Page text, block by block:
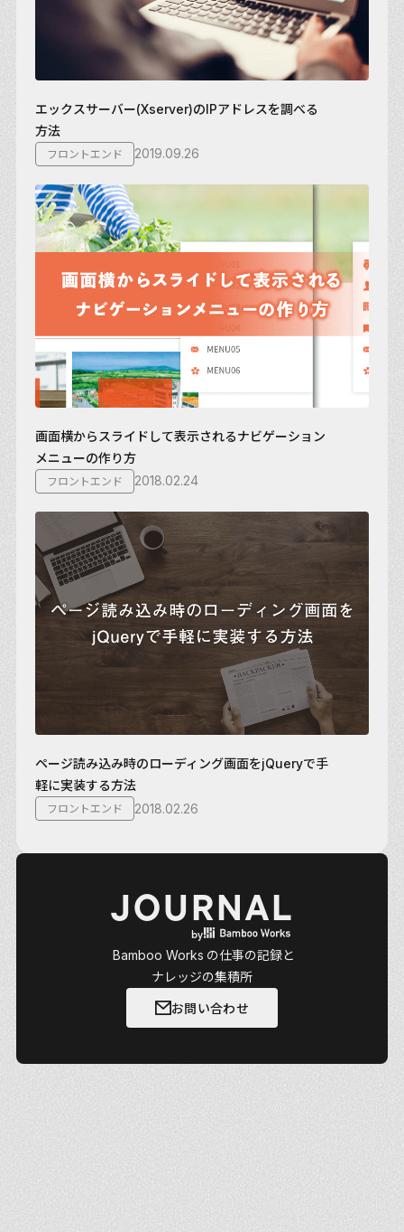
JOURNAL
by
Bamboo Works の仕事の記録と
ナレッジの集積所
お問い合わせ
エックスサーバー(Xserver)のIPアドレスを調べる
方法
フロントエンド 2019.09.26
画面横からスライドして表示されるナビゲーション
メニューの作り方
フロントエンド 2018.02.24
ページ読み込み時のローディング画面をjQueryで手
軽に実装する方法
フロントエンド 2018.02.26